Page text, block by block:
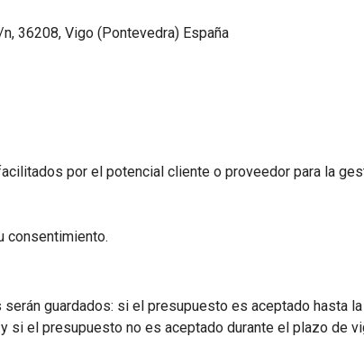
36208, Vigo (Pontevedra) España
por el potencial cliente o proveedor para la
consentimiento.
guardados: si el presupuesto es aceptado hasta
si el presupuesto no es aceptado durante el plazo de